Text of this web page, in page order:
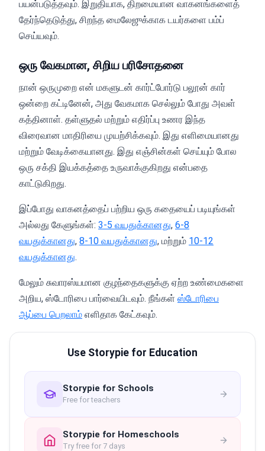
பயன்படுத்தவும். இறுதியாக, திறமையான வாகனங்களைத்
தேர்ந்தெடுத்து, சிறந்த மைலேஜுக்காக டயர்களை பம்ப்
செய்யவும்.
ஒரு வேகமான, சிறிய பரிசோதனை
நான் ஒருமுறை என் மகளுடன் கார்ட்போர்டு பலூன் கார்
ஒன்றை கட்டினேன், அது வேகமாக செல்லும் போது அவள்
கத்தினாள். தள்ளுதல் மற்றும் எதிர்ப்பு உணர இந்த
விரைவான மாதிரியை முயற்சிக்கவும். இது எளிமையானது
மற்றும் வேடிக்கையானது. இது எஞ்சின்கள் செய்யும் போல
ஒரு சக்தி இயக்கத்தை உருவாக்குகிறது என்பதை
காட்டுகிறது.
இப்போது வாகனத்தைப் பற்றிய ஒரு கதையைப் படியுங்கள்
அல்லது கேளுங்கள்: 3-5 வயதுக்கானது, 6-8
வயதுக்கானது, 8-10 வயதுக்கானது, மற்றும் 10-12
வயதுக்கானது.
மேலும் சுவாரஸ்யமான குழந்தைகளுக்கு ஏற்ற உண்மைகளை
அறிய, ஸ்டோரிபை பார்வையிடவும். நீங்கள் ஸ்டோரிபை
ஆப்பை பெறலாம் எளிதாக கேட்கவும்.
Use Storypie for Education
Storypie for Schools
Free for teachers
Storypie for Homeschools
Try free for 7 days